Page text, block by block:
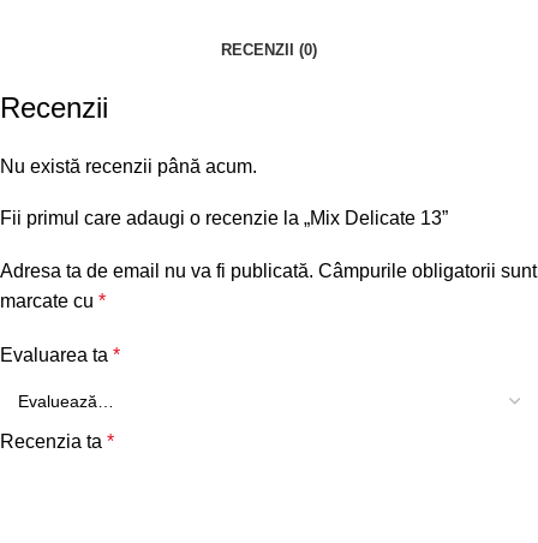
RECENZII (0)
Recenzii
Nu există recenzii până acum.
Fii primul care adaugi o recenzie la „Mix Delicate 13”
Adresa ta de email nu va fi publicată. Câmpurile obligatorii sunt
marcate cu *
Evaluarea ta *
Recenzia ta *